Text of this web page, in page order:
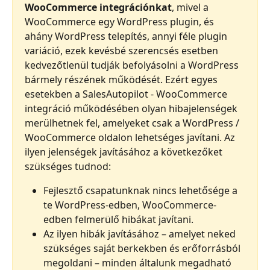
WooCommerce integrációnkat, mivel a
WooCommerce egy WordPress plugin, és
ahány WordPress telepítés, annyi féle plugin
variáció, ezek kevésbé szerencsés esetben
kedvezőtlenül tudják befolyásolni a WordPress
bármely részének működését. Ezért egyes
esetekben a SalesAutopilot - WooCommerce
integráció működésében olyan hibajelenségek
merülhetnek fel, amelyeket csak a WordPress /
WooCommerce oldalon lehetséges javítani. Az
ilyen jelenségek javításához a következőket
szükséges tudnod:
Fejlesztő csapatunknak nincs lehetősége a
te WordPress-edben, WooCommerce-
edben felmerülő hibákat javítani.
Az ilyen hibák javításához – amelyet neked
szükséges saját berkekben és erőforrásból
megoldani – minden általunk megadható